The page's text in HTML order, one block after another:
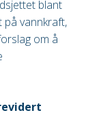
blant
på vannkraft,
om å